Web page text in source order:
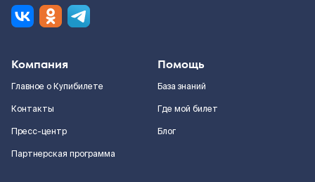
Компания
Главное о Купибилете
Контакты
Пресс-центр
Партнерская программа
Помощь
База знаний
Где мой билет
Блог